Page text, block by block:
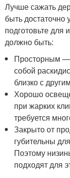
Лучше сажать
быть
подготовьте для
должно быть:
Просторным —
собой
близко с
Хорошо
при жарких
требуется
Закрыто от
губительны
Поэтому
подходят для